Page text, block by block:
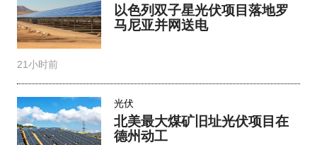
以色列双子星光伏项目落地罗
马尼亚并网送电​
21小时前
光伏
北美最大煤矿旧址光伏项目在
德州动工